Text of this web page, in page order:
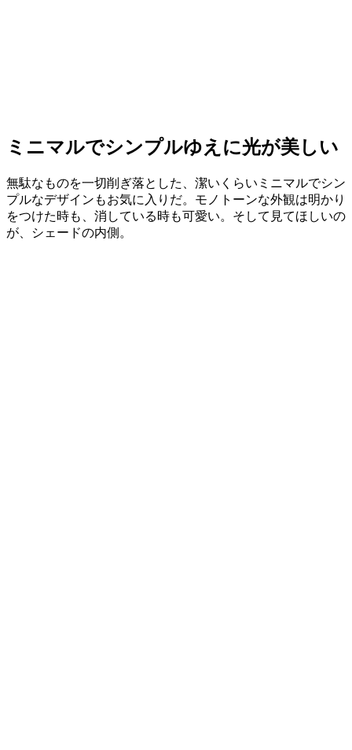
ミニマルでシンプルゆえに光が美しい
無駄なものを一切削ぎ落とした、潔いくらいミニマルでシン
プルなデザインもお気に入りだ。モノトーンな外観は明かり
をつけた時も、消している時も可愛い。そして見てほしいの
が、シェードの内側。